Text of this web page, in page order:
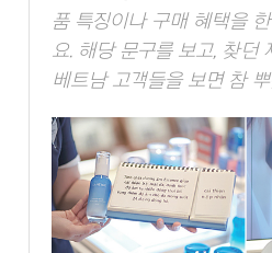
품 특징이나 구매 혜택을
요. 해당 문구를 보고, 찾던
베트남 고객들을 보면 참